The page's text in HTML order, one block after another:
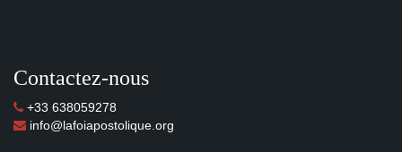
Contactez-nous
+33 638059278
info@lafoiapostolique.org